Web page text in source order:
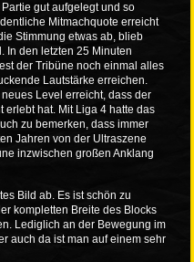
gut aufgelegt und so
Mitmachquote erreicht
Stimmung etwas ab, blieb
In den letzten 25 Minuten
der Tribüne noch einmal alles
Lautstärke erreichen.
Level erreicht, dass der
hat. Mit Liga 4 hatte das
zu bemerken, dass immer
Jahren von der Ultraszene
inzwischen großen Anklang
Bild ab. Es ist schön zu
kompletten Breite des Blocks
Lediglich an der Bewegung im
auch da ist man auf einem sehr